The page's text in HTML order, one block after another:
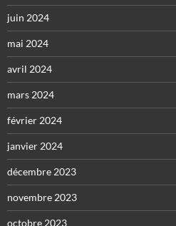
juin 2024
mai 2024
avril 2024
mars 2024
février 2024
janvier 2024
décembre 2023
novembre 2023
octobre 2023